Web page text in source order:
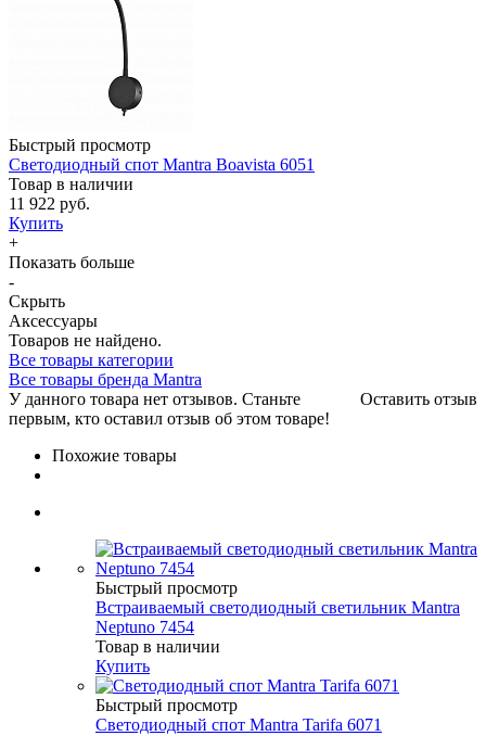
Быстрый просмотр
Светодиодный спот Mantra Boavista 6051
Товар в наличии
11 922 руб.
Купить
+
Показать больше
-
Скрыть
Аксессуары
Товаров не найдено.
Все товары категории
Все товары бренда Mantra
Оставить отзыв
У данного товара нет отзывов. Станьте
первым, кто оставил отзыв об этом товаре!
Похожие товары
Быстрый просмотр
Встраиваемый светодиодный светильник Mantra
Neptuno 7454
Товар в наличии
Купить
Быстрый просмотр
Светодиодный спот Mantra Tarifa 6071